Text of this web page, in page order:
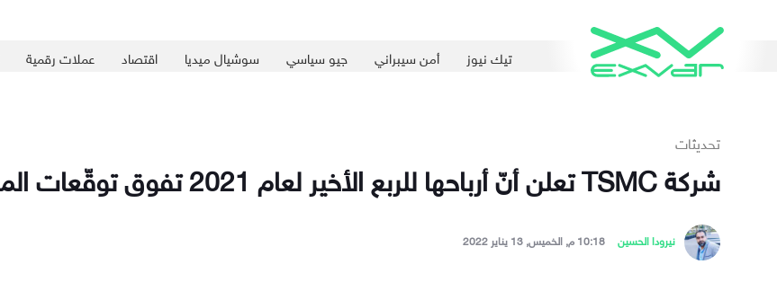
تيك نيوز أمن سيبراني جيو سياسي سوشيال ميديا اقتصاد عملات رقمية
تحديثات
شركة TSMC تعلن أنّ أرباحها للربع الأخير لعام 2021 تفوق توقّعات المحلّلين بأرباح قياسيّة
نيرودا الحسين 10:18 م, الخميس, 13 يناير 2022